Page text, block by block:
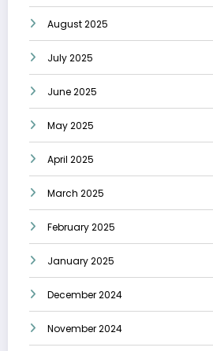
August 2025
July 2025
June 2025
May 2025
April 2025
March 2025
February 2025
January 2025
December 2024
November 2024